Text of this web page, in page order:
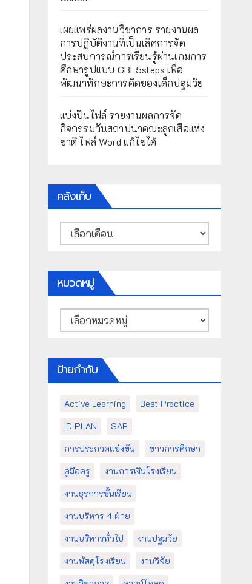
เผยแพร่ผลงานวิชาการ รายงานผล
การปฏิบัติงานที่เป็นเลิศการจัด
ประสบการณ์การเรียนรู้ผ่านเกมการ
ศึกษารูปแบบ GBL5steps เพื่อ
พัฒนาทักษะการคิดของเด็กปฐมวัย
แบ่งปันไฟล์ รายงานผลการจัด
กิจกรรมวันสถาปนาคณะลูกเสือแห่ง
ชาติ ไฟล์ Word แก้ไขได้
คลังเก็บ
คลัง
เก็บ
หมวดหมู่
หมวด
หมู่
ป้ายกำกับ
Active Learning
Best Practice
ID PLAN
SAR
การประกวดแข่งขัน
ข่าวการศึกษา
คู่มือครู
งานการเงินโรงเรียน
งานธุรการชั้นเรียน
งานบริหาร 4 ฝ่าย
งานบริหารทั่วไป
งานปฐมวัย
งานพัสดุโรงเรียน
งานวิจัย